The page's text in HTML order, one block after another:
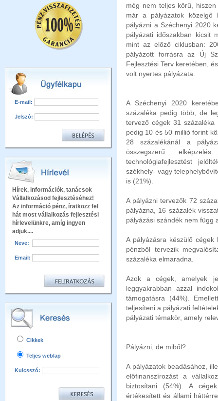
E-mail:
Jelszó:
Hírek, információk, tanácsok
Vállalkozásod fejlesztéséhez!
Az információ pénz, íratkozz fel
hát most vállalkozás fejlesztési
hírlevelünkre, amíg ingyen
adjuk....
Neve:
Email:
Cikkek
Teljes weblap
Kulcsszó:
még nem teljes körű,
már a pályázatok közelgő
pályázni a Széchenyi 2020
pályázati időszakban kicsit
mint az előző ciklusban:
pályázott forrásra az Új
Fejlesztési Terv keretében,
volt nyertes pályázata.
A Széchenyi 2020
százaléka pedig több, de
tervező cégek 31
pedig 10 és 50 millió forint
28 százalékánál a
összegszerű
technológiafejlesztést
székhely- vagy
is (21%).
A pályázni tervezők 72
pályázna, 16 százalék
pályázási szándék nem függ
A pályázásra készülő cégek
pénzből tervezik
százaléka elmaradna.
Azok a cégek, amelyek
leggyakrabban azzal
támogatásra (44%).
teljesíteni a pályázati
pályázati témakör, amely
Pályázni, de miből?
A pályázatok beadásához,
előfinanszírozást a
biztosítani (54%). A
értékesített és állami